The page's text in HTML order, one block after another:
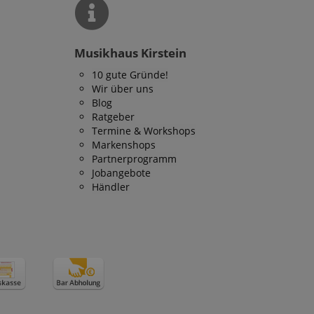
Musikhaus Kirstein
10 gute Gründe!
Wir über uns
Blog
Ratgeber
Termine & Workshops
Markenshops
Partnerprogramm
Jobangebote
Händler